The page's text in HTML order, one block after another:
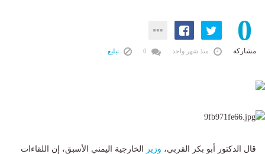
0
مشاركة منذ شهر واحد تبليغ
قال الدكتور أبو بكر القربي، وزير الخارجية اليمني الأسبق، إن اللقاءات